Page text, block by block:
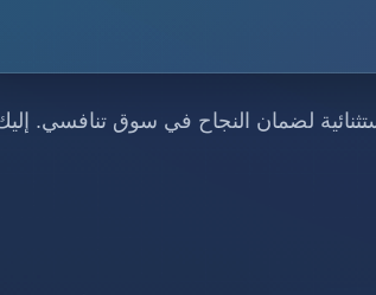
لضمان النجاح في سوق تنافسي.